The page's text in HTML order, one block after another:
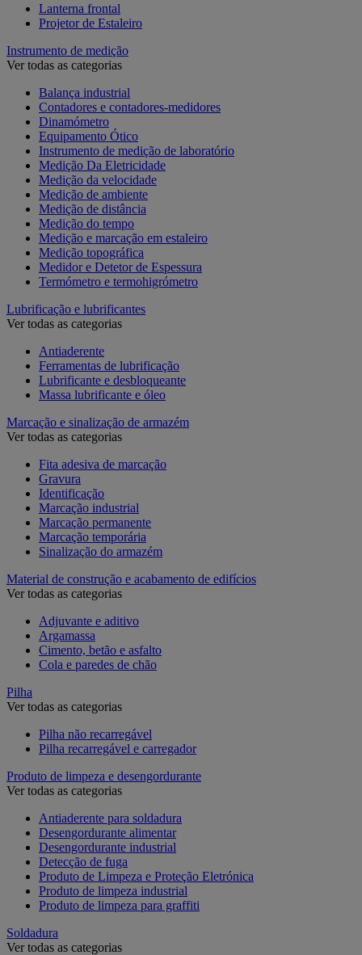
Lanterna frontal
Projetor de Estaleiro
Instrumento de medição
Ver todas as categorias
Balança industrial
Contadores e contadores-medidores
Dinamómetro
Equipamento Ótico
Instrumento de medição de laboratório
Medição Da Eletricidade
Medição da velocidade
Medição de ambiente
Medição de distância
Medição do tempo
Medição e marcação em estaleiro
Medição topográfica
Medidor e Detetor de Espessura
Termómetro e termohigrómetro
Lubrificação e lubrificantes
Ver todas as categorias
Antiaderente
Ferramentas de lubrificação
Lubrificante e desbloqueante
Massa lubrificante e óleo
Marcação e sinalização de armazém
Ver todas as categorias
Fita adesiva de marcação
Gravura
Identificação
Marcação industrial
Marcação permanente
Marcação temporária
Sinalização do armazém
Material de construção e acabamento de edifícios
Ver todas as categorias
Adjuvante e aditivo
Argamassa
Cimento, betão e asfalto
Cola e paredes de chão
Pilha
Ver todas as categorias
Pilha não recarregável
Pilha recarregável e carregador
Produto de limpeza e desengordurante
Ver todas as categorias
Antiaderente para soldadura
Desengordurante alimentar
Desengordurante industrial
Detecção de fuga
Produto de Limpeza e Proteção Eletrónica
Produto de limpeza industrial
Produto de limpeza para graffiti
Soldadura
Ver todas as categorias